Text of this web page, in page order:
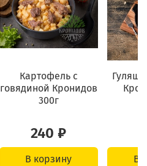
Картофель с
говядиной Кронидов
300г
240 ₽
В корзину
Гуляш
В